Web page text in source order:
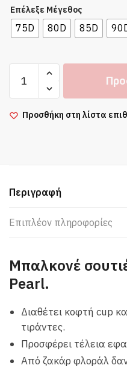
was:
48,00 €.είναι:
Επέλεξε Μέγεθος
75D 80D 85D
Pearl
Balconette
Λευκό
ποσότητα
Προσθήκη στη λίστα
Περιγραφή
Επιπλέον πληροφορίες
Μπαλκονέ
Pearl.
Διαθέτει κοφτή cup
τιράντες.
Προσφέρει τέλεια
Από ζακάρ φλοράλ